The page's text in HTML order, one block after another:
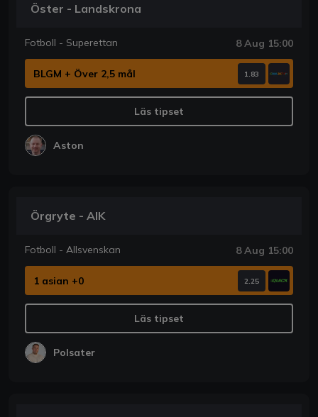
Öster - Landskrona
Fotboll - Superettan 8 Aug 15:00
BLGM + Över 2,5 mål 1.83
Läs tipset
Aston
Örgryte - AIK
Fotboll - Allsvenskan 8 Aug 15:00
1 asian +0 2.25
Läs tipset
Polsater